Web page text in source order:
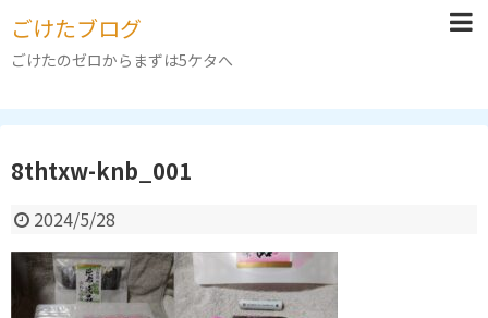
ごけたブログ
ごけたのゼロからまずは5ケタへ
8thtxw-knb_001
2024/5/28